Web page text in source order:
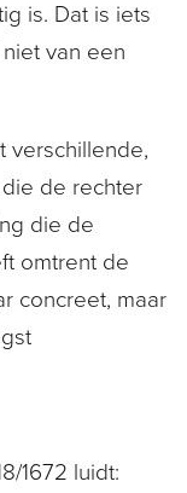
is. Dat is iets
van een
verschillende,
de rechter
die de
omtrent de
concreet, maar
1672 luidt: